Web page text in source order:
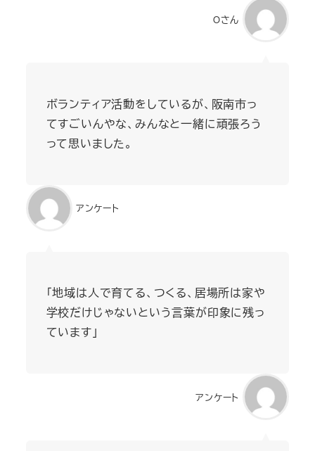
Oさん
ボランティア活動をしているが、阪南市っ
てすごいんやな、みんなと一緒に頑張ろう
って思いました。
アンケート
「地域は人で育てる、つくる、居場所は家や
学校だけじゃないという言葉が印象に残っ
ています」
アンケート